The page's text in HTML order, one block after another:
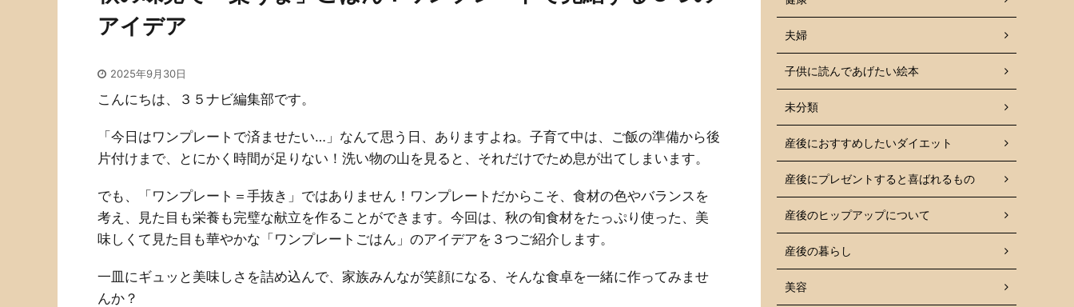
アイデア
2025年9月30日
こんにちは、３５ナビ編集部です。
「今日はワンプレートで済ませたい…」なんて思う日、ありますよね。子育て中は、ご飯の準備から後
片付けまで、とにかく時間が足りない！洗い物の山を見ると、それだけでため息が出てしまいます。
でも、「ワンプレート＝手抜き」ではありません！ワンプレートだからこそ、食材の色やバランスを
考え、見た目も栄養も完璧な献立を作ることができます。今回は、秋の旬食材をたっぷり使った、美
味しくて見た目も華やかな「ワンプレートごはん」のアイデアを３つご紹介します。
一皿にギュッと美味しさを詰め込んで、家族みんなが笑顔になる、そんな食卓を一緒に作ってみませ
んか？
夫婦
子供に読んであげたい絵本
未分類
産後におすすめしたいダイエット
産後にプレゼントすると喜ばれるもの
産後のヒップアップについて
産後の暮らし
美容